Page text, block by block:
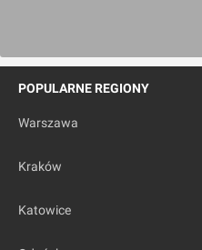
POPULARNE REGIONY
Warszawa
Kraków
Katowice